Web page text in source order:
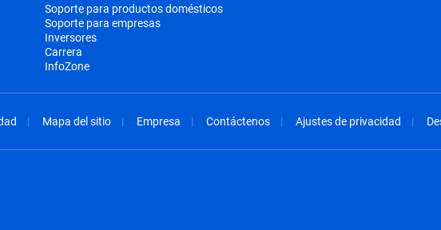
Soporte para productos domésticos
Soporte para empresas
Inversores
Carrera
InfoZone
Mapa del sitio Empresa Contáctenos Ajustes de privacidad